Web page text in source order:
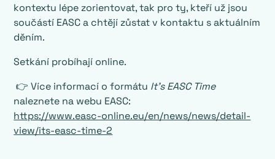
kontextu lépe zorientovat, tak pro ty, kteří už jsou
součástí EASC a chtějí zůstat v kontaktu s aktuálním
děním.
Setkání probíhají online.
👉 Více informací o formátu It’s EASC Time
naleznete na webu EASC:
https://www.easc-online.eu/en/news/news/detail-
view/its-easc-time-2